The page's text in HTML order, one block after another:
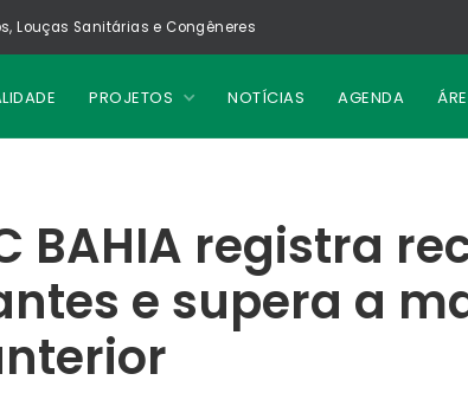
Louças Sanitárias e Congêneres
PROJETOS NOTÍCIAS AGENDA
BAHIA registra
e supera a